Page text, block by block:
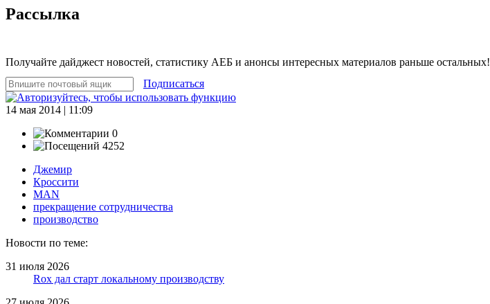
Рассылка
Получайте дайджест новостей, статистику АЕБ и анонсы интересных материалов раньше остальных!
Подписаться
14 мая 2014 | 11:09
0
4252
Джемир
Кроссити
MAN
прекращение сотрудничества
производство
Новости по теме:
31 июля 2026
Rox дал старт локальному производству